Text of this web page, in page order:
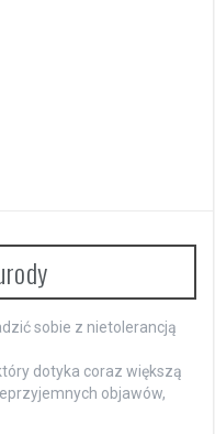
sobie z nietolerancją
dotyka coraz większą
objawów,